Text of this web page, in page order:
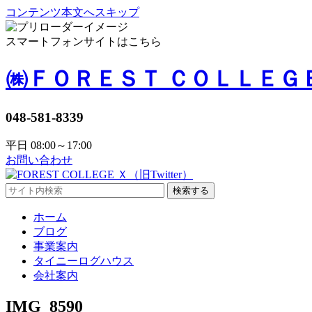
コンテンツ本文へスキップ
スマートフォンサイトはこちら
㈱ＦＯＲＥＳＴ ＣＯＬＬＥＧ
048-581-8339
平日 08:00～17:00
お問い合わせ
検索する
ホーム
ブログ
事業案内
タイニーログハウス
会社案内
IMG_8590